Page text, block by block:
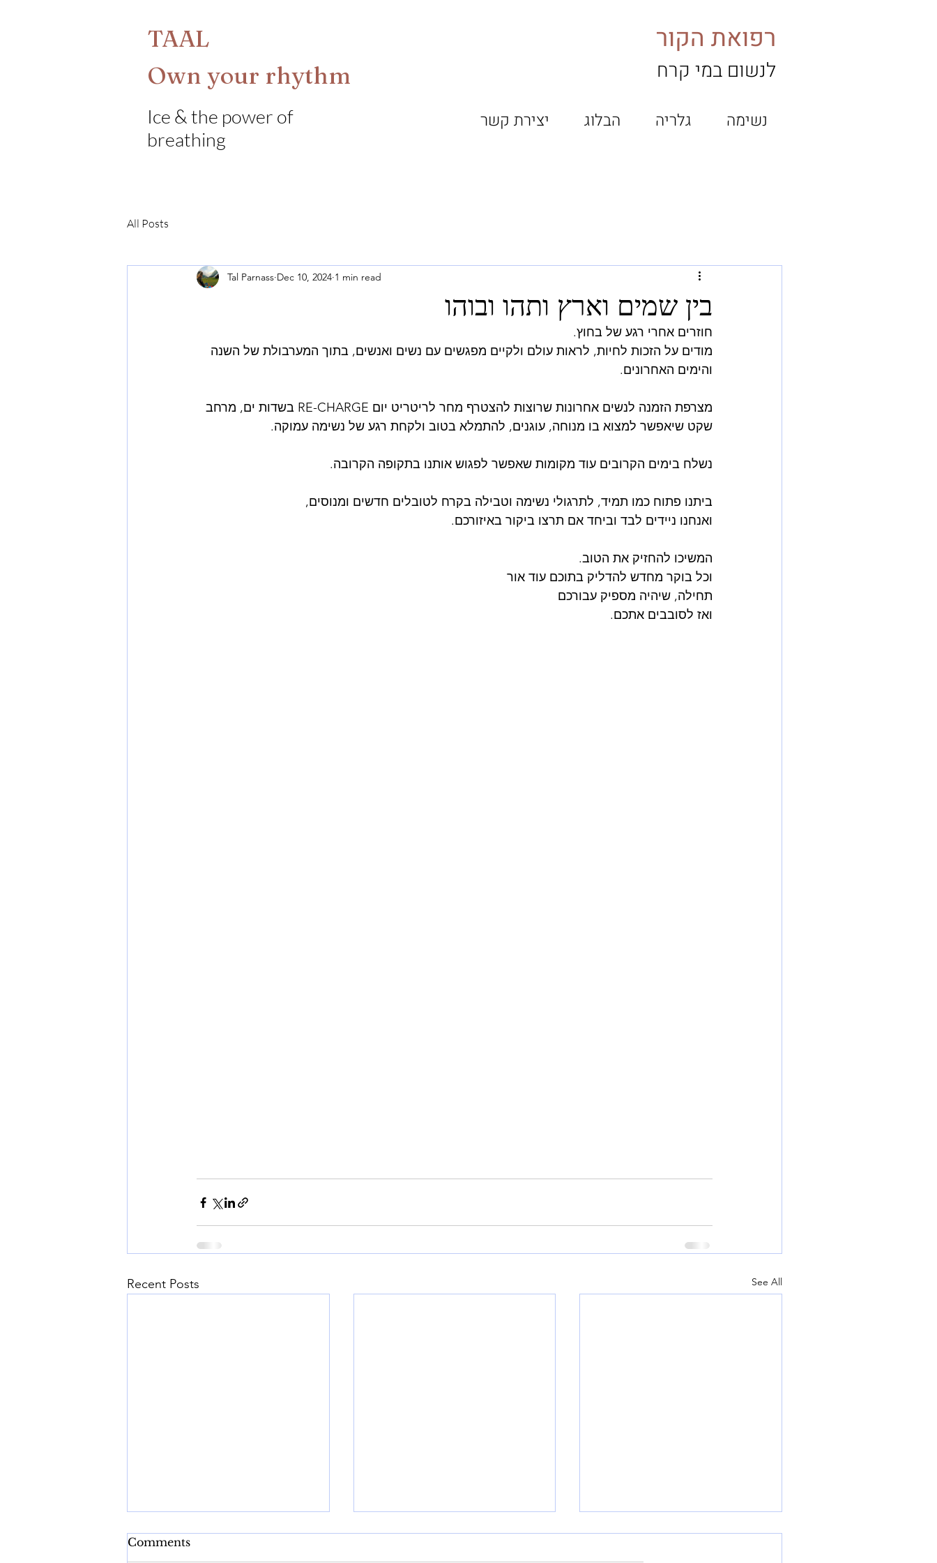
TAAL
Own your rhythm
Ice & the power of
breathing
רפואת הקור
לנשום במי קרח
יצירת קשר הבלוג גלריה נשימה
All Posts
בין שמים וארץ ותהו ובוהו
Tal Parnass Dec 10, 2024 1 min read
חוזרים אחרי רגע של בחוץ.
מודים על הזכות לחיות, לראות עולם ולקיים מפגשים עם נשים ואנשים, בתוך המערבולת של השנה
והימים האחרונים.
מצרפת הזמנה לנשים אחרונות שרוצות להצטרף מחר לריטריט יום RE-CHARGE בשדות ים, מרחב
שקט שיאפשר למצוא בו מנוחה, עוגנים, להתמלא בטוב ולקחת רגע של נשימה עמוקה.
נשלח בימים הקרובים עוד מקומות שאפשר לפגוש אותנו בתקופה הקרובה.
ביתנו פתוח כמו תמיד, לתרגולי נשימה וטבילה בקרח לטובלים חדשים ומנוסים,
ואנחנו ניידים לבד וביחד אם תרצו ביקור באיזורכם.
המשיכו להחזיק את הטוב.
וכל בוקר מחדש להדליק בתוכם עוד אור
תחילה, שיהיה מספיק עבורכם
ואז לסובבים אתכם.
Recent Posts See All
Comments